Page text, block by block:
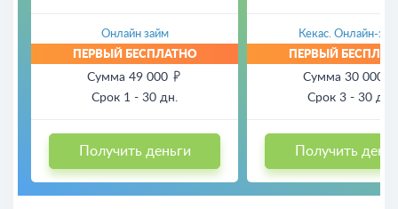
Онлайн займ
Сумма 49 000
Срок 1 - 30 дн.
Получить деньги
Кекас. Онлайн-
Сумма 30 000
Срок 3 - 30 дн.
Получить